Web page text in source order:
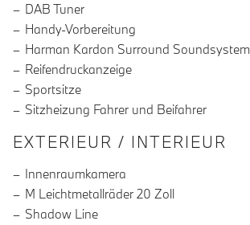
DAB Tuner
Handy-Vorbereitung
Harman Kardon Surround Soundsystem
Reifendruckanzeige
Sportsitze
Sitzheizung Fahrer und Beifahrer
EXTERIEUR / INTERIEUR
Innenraumkamera
M Leichtmetallräder 20 Zoll
Shadow Line